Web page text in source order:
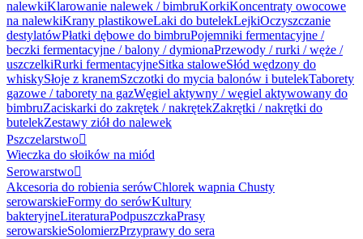
nalewkiKlarowanie nalewek / bimbruKorkiKoncentraty owocowe
na nalewkiKrany plastikoweLaki do butelekLejkiOczyszczanie
destylatówPłatki dębowe do bimbruPojemniki fermentacyjne /
beczki fermentacyjne / balony / dymionaPrzewody / rurki / węże /
uszczelkiRurki fermentacyjneSitka staloweSłód wędzony do
whiskySłoje z kranemSzczotki do mycia balonów i butelekTaborety
gazowe / taborety na gazWęgiel aktywny / węgiel aktywowany do
bimbruZaciskarki do zakrętek / nakrętekZakrętki / nakrętki do
butelekZestawy ziół do nalewek
Pszczelarstwo
Wieczka do słoików na miód
Serowarstwo
Akcesoria do robienia serówChlorek wapnia Chusty
serowarskieFormy do serówKultury
bakteryjneLiteraturaPodpuszczkaPrasy
serowarskieSolomierzPrzyprawy do sera